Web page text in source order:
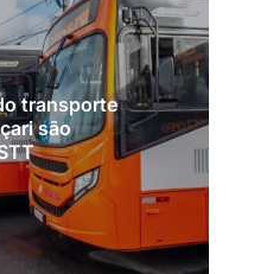
transporte
são